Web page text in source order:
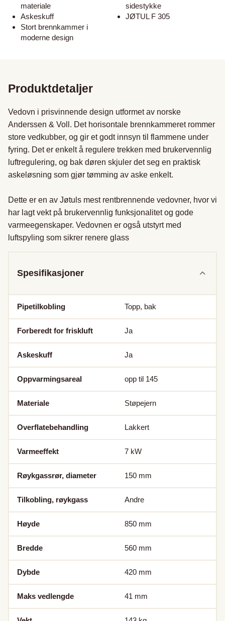
materiale
Askeskuff
Stort brennkammer i
moderne design
sidestykke
JØTUL F 305
Produktdetaljer
Vedovn i prisvinnende design utformet av norske
Anderssen & Voll. Det horisontale brennkammeret rommer
store vedkubber, og gir et godt innsyn til flammene under
fyring. Det er enkelt å regulere trekken med brukervennlig
luftregulering, og bak døren skjuler det seg en praktisk
askeløsning som gjør tømming av aske enkelt.
Dette er en av Jøtuls mest rentbrennende vedovner, hvor vi
har lagt vekt på brukervennlig funksjonalitet og gode
varmeegenskaper. Vedovnen er også utstyrt med
luftspyling som sikrer renere glass
Spesifikasjoner
Pipetilkobling Topp, bak
Forberedt for friskluft Ja
Askeskuff Ja
Oppvarmingsareal opp til 145
Materiale Støpejern
Overflatebehandling Lakkert
Varmeeffekt 7 kW
Røykgassrør, diameter 150 mm
Tilkobling, røykgass Andre
Høyde 850 mm
Bredde 560 mm
Dybde 420 mm
Maks vedlengde 41 mm